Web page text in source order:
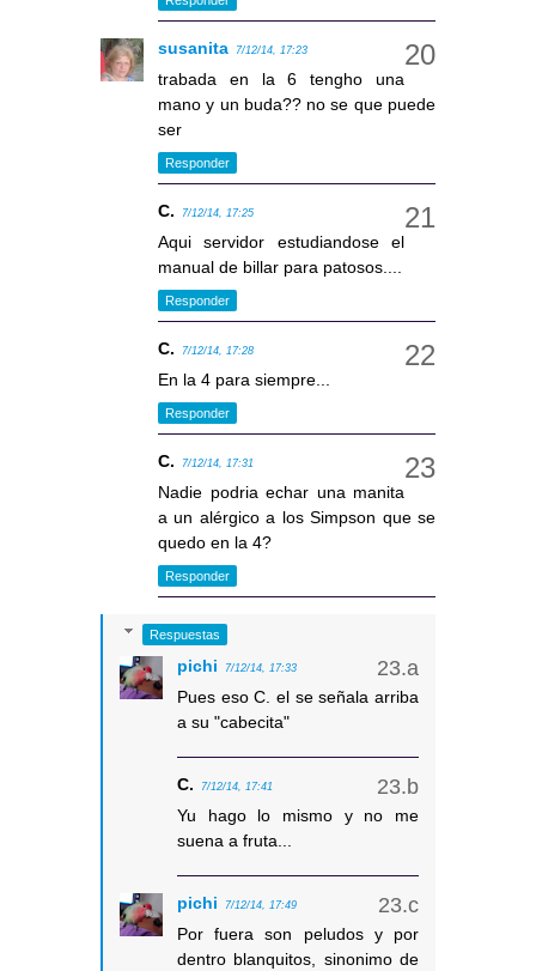
susanita 7/12/14, 17:23
trabada en la 6 tengho una
mano y un buda?? no se que puede
ser
Responder
C. 7/12/14, 17:25
Aqui servidor estudiandose el
manual de billar para patosos....
Responder
C. 7/12/14, 17:28
En la 4 para siempre...
Responder
C. 7/12/14, 17:31
Nadie podria echar una manita
a un alérgico a los Simpson que se
quedo en la 4?
Responder
Respuestas
pichi 7/12/14, 17:33
Pues eso C. el se señala arriba
a su "cabecita"
C. 7/12/14, 17:41
Yu hago lo mismo y no me
suena a fruta...
pichi 7/12/14, 17:49
Por fuera son peludos y por
dentro blanquitos, sinonimo de